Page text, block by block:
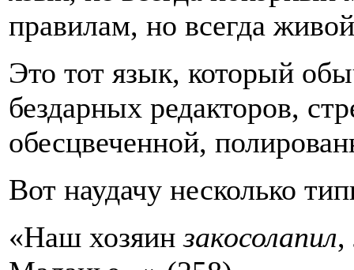
правилам, но всегда
Это тот язык, который
бездарных редакторов,
обесцвеченной,
Вот наудачу несколько
«Наш хозяинзакосолапил,